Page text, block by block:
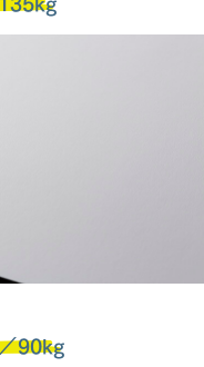
135kg
90kg